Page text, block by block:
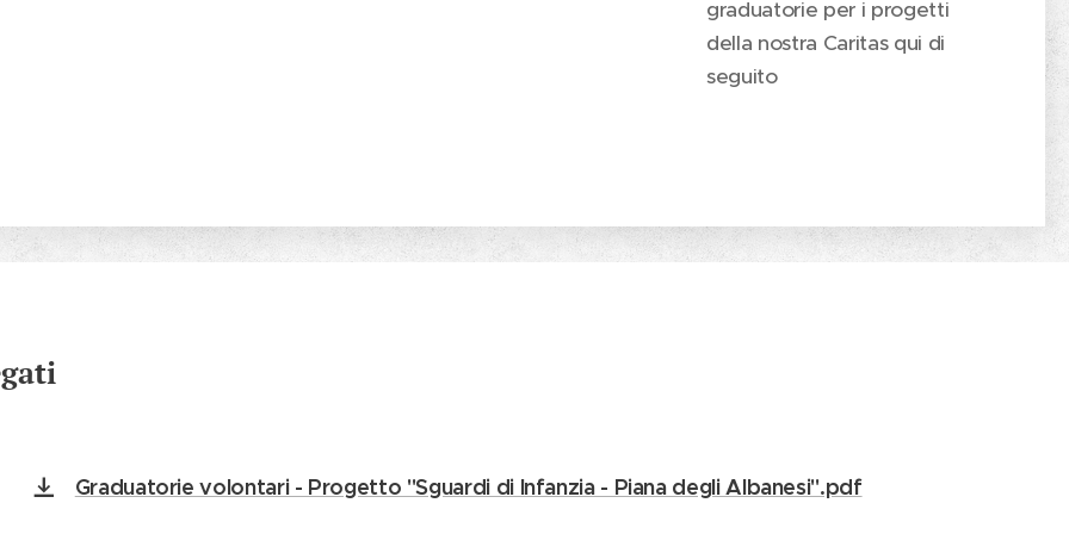
graduatorie per i progetti
della nostra Caritas qui di
seguito
Graduatorie volontari - Progetto "Sguardi di Infanzia - Piana degli Albanesi".pdf